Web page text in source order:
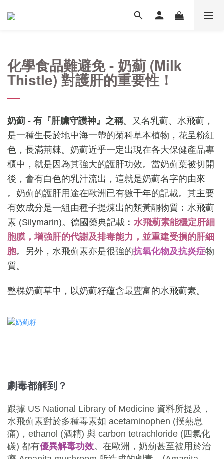
化學食品難避免 - 奶薊 (Milk
Thistle) 對護肝的重要性！
奶薊 - 有『肝臟守護神』之稱。又名乳薊、水飛薊，
是一種生長於地中海一帶的菊科草本植物，花呈粉紅
色，長滿荊棘。奶薊近乎一定出現在各大保健產品專
櫃中，就是因為其強大的護肝功效。當奶薊葉被切開
後，會有白色的乳汁流出，這就是奶薊名字的由來
。奶薊的護肝用途在歐洲已有數千年的記載。其主要
有效成分是一組由種子提煉出的類黃酮物質︰水飛薊
素 (Silymarin)。德國藥典記載︰ 水飛薊素能穩定肝細
胞膜，增強肝的代謝及排毒能力，並重建受損的肝細
胞。另外，水飛薊素亦是很強的抗氧化物及抗炎症物
質。
整棵奶薊草中，以奶薊籽蘊含最豐富的水飛薊素。
劇毒都解到？
跟據 US National Library of Medicine 資料所提及，
水飛薊素對於多種毒素如 acetaminophen (撲熱息
痛)，ethanol (酒精) 與 carbon tetrachloride (四氯化
碳) 都有優異解毒功效。在歐洲，奶薊甚至被用於治